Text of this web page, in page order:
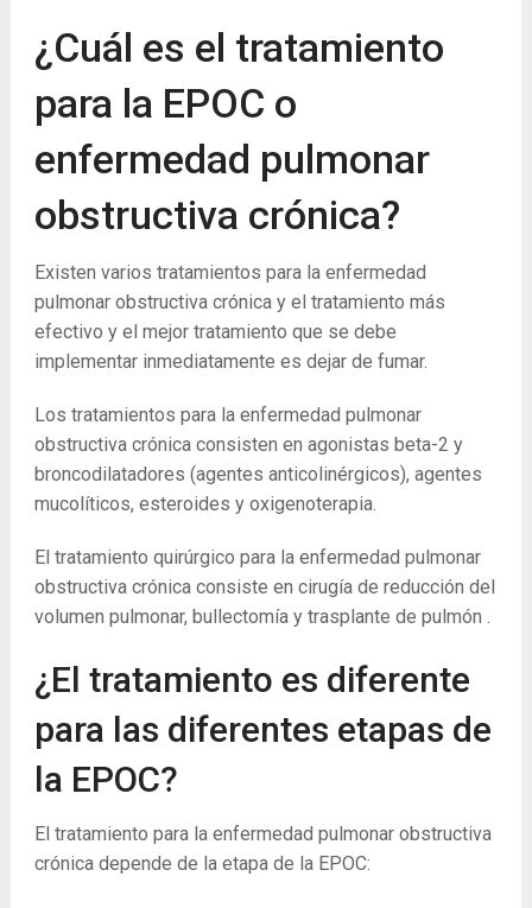
¿Cuál es el tratamiento
para la EPOC o
enfermedad pulmonar
obstructiva crónica?
Existen varios tratamientos para la enfermedad
pulmonar obstructiva crónica y el tratamiento más
efectivo y el mejor tratamiento que se debe
implementar inmediatamente es dejar de fumar.
Los tratamientos para la enfermedad pulmonar
obstructiva crónica consisten en agonistas beta-2 y
broncodilatadores (agentes anticolinérgicos), agentes
mucolíticos, esteroides y oxigenoterapia.
El tratamiento quirúrgico para la enfermedad pulmonar
obstructiva crónica consiste en cirugía de reducción del
volumen pulmonar, bullectomía y trasplante de pulmón .
¿El tratamiento es diferente
para las diferentes etapas de
la EPOC?
El tratamiento para la enfermedad pulmonar obstructiva
crónica depende de la etapa de la EPOC: